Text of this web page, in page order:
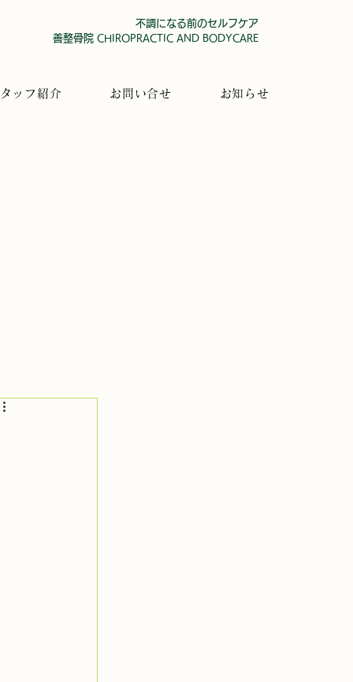
不調になる前のセルフケア
善整骨院 CHIROPRACTIC AND BODYCARE
ッフ紹介 お問い合せ お知らせ